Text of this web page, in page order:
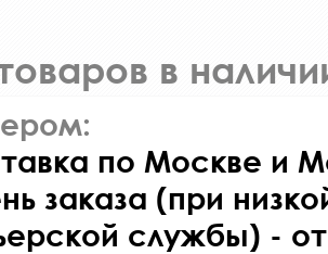
в
по Москве и
заказа (при
службы) -